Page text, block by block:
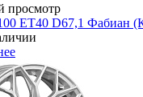
просмотр
ET40 D67,1 Фабиан